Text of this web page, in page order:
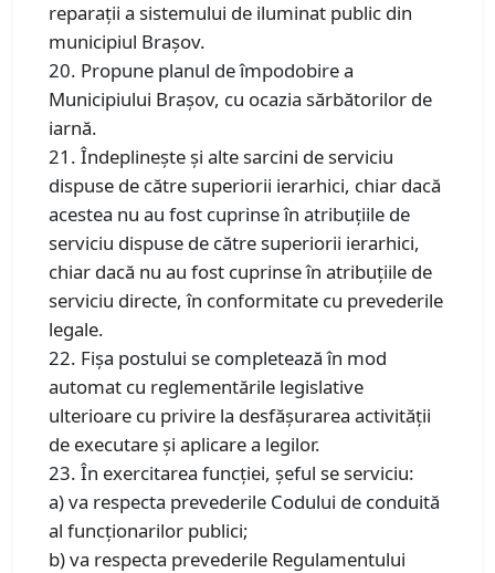
reparaţii a sistemului de iluminat public din
municipiul Braşov.
20. Propune planul de împodobire a
Municipiului Braşov, cu ocazia sărbătorilor de
iarnă.
21. Îndeplineşte şi alte sarcini de serviciu
dispuse de către superiorii ierarhici, chiar dacă
acestea nu au fost cuprinse în atribuţiile de
serviciu dispuse de către superiorii ierarhici,
chiar dacă nu au fost cuprinse în atribuțiile de
serviciu directe, în conformitate cu prevederile
legale.
22. Fişa postului se completează în mod
automat cu reglementările legislative
ulterioare cu privire la desfăşurarea activităţii
de executare şi aplicare a legilor.
23. În exercitarea funcţiei, şeful se serviciu:
a) va respecta prevederile Codului de conduită
al funcţionarilor publici;
b) va respecta prevederile Regulamentului